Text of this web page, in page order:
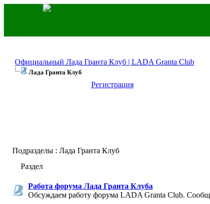
Официальный Лада Гранта Клуб | LADA Granta Club
Лада Гранта Клуб
Регистрация
Подразделы : Лада Гранта Клуб
Раздел
Работа форума Лада Гранта Клуба
Обсуждаем работу форума LADA Granta Club.